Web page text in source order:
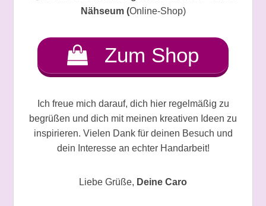
Nähseum (Online-Shop)
Zum Shop
Ich freue mich darauf, dich hier regelmäßig zu
begrüßen und dich mit meinen kreativen Ideen zu
inspirieren. Vielen Dank für deinen Besuch und
dein Interesse an echter Handarbeit!
Liebe Grüße, Deine Caro